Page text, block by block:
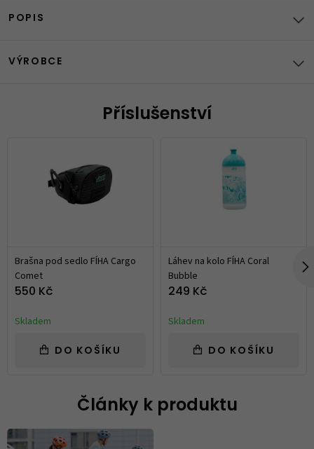
POPIS
VÝROBCE
Příslušenství
Brašna pod sedlo FÍHA Cargo
Comet
550 Kč
Skladem
DO KOŠÍKU
Láhev na kolo FÍHA Coral
Bubble
249 Kč
Skladem
DO KOŠÍKU
Články k produktu